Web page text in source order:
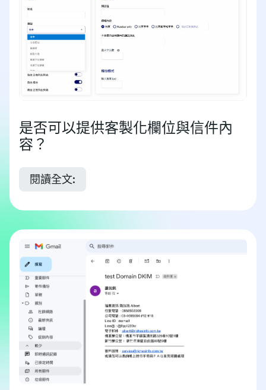
是否可以提供客製化欄位與信件內
容？
閱讀全文: